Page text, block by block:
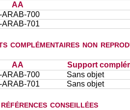
AA
ARAB-700
ARAB-701
complémentaires non
AA
Support
ARAB-700
Sans objet
ARAB-701
Sans objet
conseillées